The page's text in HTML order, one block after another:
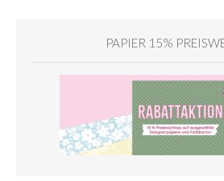
PAPIER 15%